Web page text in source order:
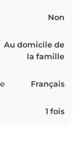
Non
Au domicile de
la famille
Français
1 fois